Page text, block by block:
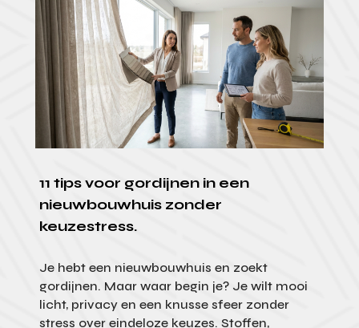
11 tips voor gordijnen in een
nieuwbouwhuis zonder
keuzestress.
Je hebt een nieuwbouwhuis en zoekt
gordijnen. Maar waar begin je? Je wilt mooi
licht, privacy en een knusse sfeer zonder
stress over eindeloze keuzes. Stoffen,